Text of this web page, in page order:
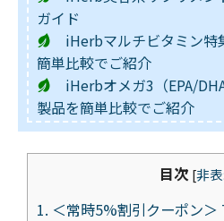
ガイド
iHerbマルチビタミン特
簡単比較でご紹介
iHerbオメガ3（EPA/
製品を簡単比較でご紹介
目次 [非
1. ＜常時5%割引クーポン